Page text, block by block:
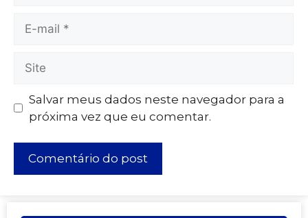
Salvar meus dados neste navegador para a
próxima vez que eu comentar.